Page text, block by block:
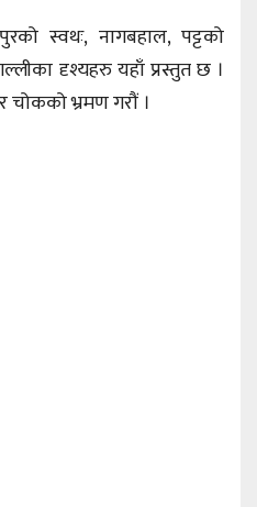
स्वथः, नागबहाल, पट्टको
दृश्यहरु यहाँ प्रस्तुत छ ।
भ्रमण गरौं ।